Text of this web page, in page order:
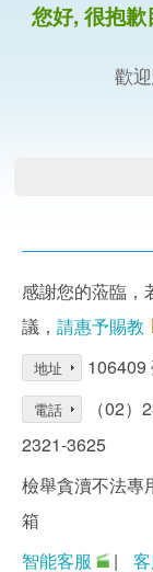
您好, 很抱
歡
感謝您的蒞臨，
議， 請惠予賜教
地址 106409
電話
（02
2321-3625
檢舉貪瀆不法專
箱
智能客服
|